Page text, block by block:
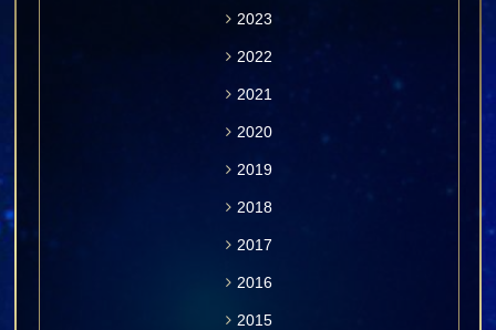
2023
2022
2021
2020
2019
2018
2017
2016
2015